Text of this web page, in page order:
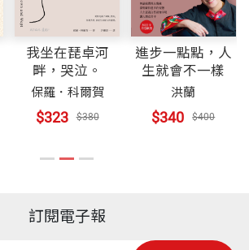
我坐在琵卓河
畔，哭泣。
保羅．科爾賀
$323 $380
進步一點點，人
生就會不一樣
洪蘭
$340 $400
訂閱電子報